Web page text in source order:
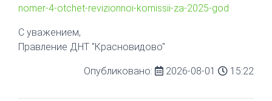
nomer-4-otchet-revizionnoi-komissii-za-2025-god
С уважением,
Правление ДНТ "Красновидово"
Опубликовано: 2026-08-01 15:22